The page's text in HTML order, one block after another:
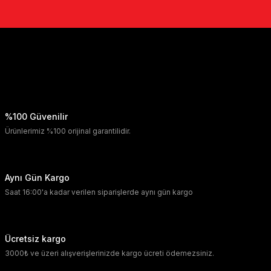
%100 Güvenilir
Ürünlerimiz %100 orijinal garantilidir.
Aynı Gün Kargo
Saat 16:00'a kadar verilen siparişlerde aynı gün kargo
Ücretsiz kargo
3000₺ ve üzeri alışverişlerinizde kargo ücreti ödemezsiniz.